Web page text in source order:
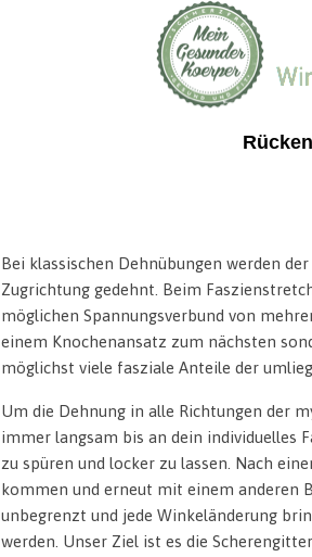
Bei klassischen Dehnübungen werden
Zugrichtung gedehnt. Beim
möglichen Spannungsverbund von
einem Knochenansatz zum nächsten
möglichst viele fasziale Anteile der
Um die Dehnung in alle Richtungen der
immer langsam bis an dein individuelles
zu spüren und locker zu lassen. Nach
kommen und erneut mit einem anderen
unbegrenzt und jede Winkeländerung
werden. Unser Ziel ist es die